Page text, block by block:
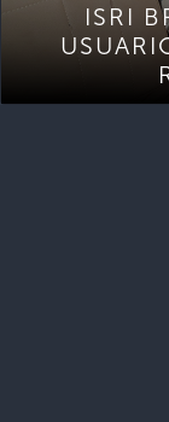
ISRI